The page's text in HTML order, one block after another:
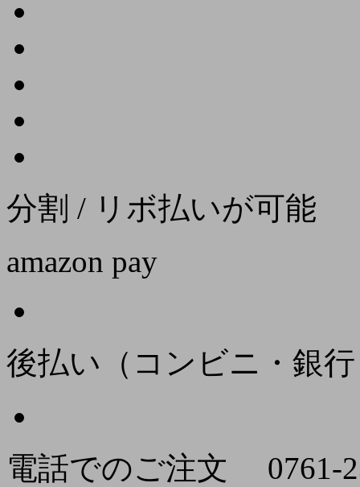
分割 / リボ払いが可能
amazon pay
後払い（コンビニ・銀
電話でのご注文
0761-